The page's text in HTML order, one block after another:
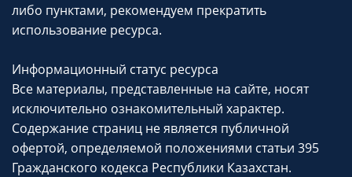
либо пунктами, рекомендуем прекратить
использование ресурса.
Информационный статус ресурса
Все материалы, представленные на сайте, носят
исключительно ознакомительный характер.
Содержание страниц не является публичной
офертой, определяемой положениями статьи 395
Гражданского кодекса Республики Казахстан.